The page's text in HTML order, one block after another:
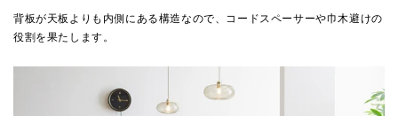
背板が天板よりも内側にある構造なので、コードスペーサーや巾木避けの
役割を果たします。